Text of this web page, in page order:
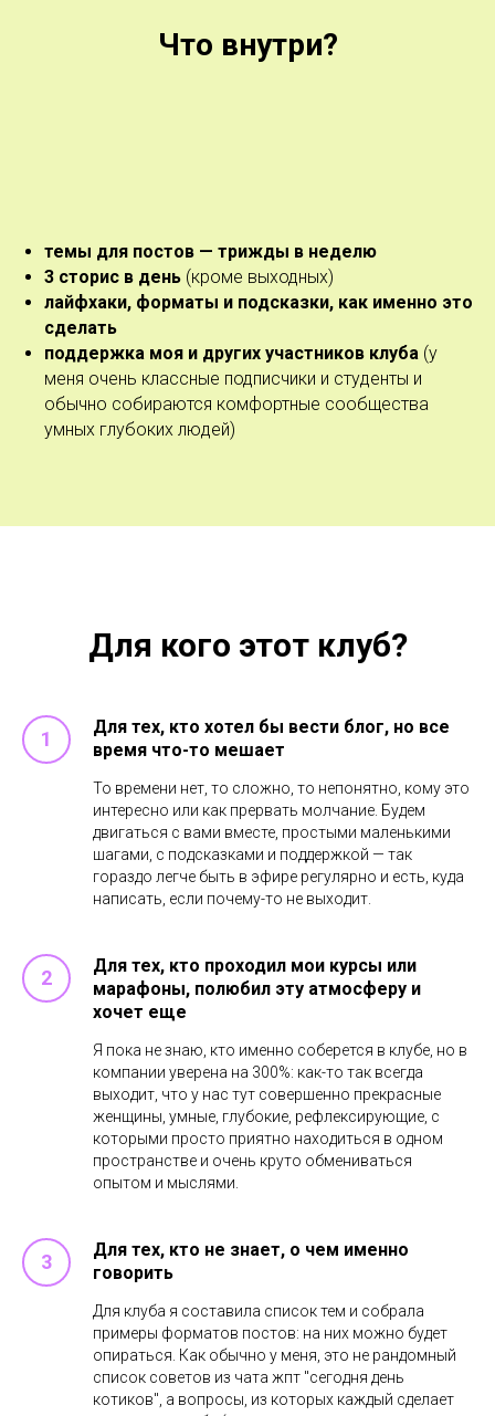
Что внутри?
темы для постов — трижды в неделю
3 сторис в день (кроме выходных)
лайфхаки, форматы и подсказки, как именно это
сделать
поддержка моя и других участников клуба (у
меня очень классные подписчики и студенты и
обычно собираются комфортные сообщества
умных глубоких людей)
Для кого этот клуб?
Для тех, кто хотел бы вести блог, но все
время что-то мешает
То времени нет, то сложно, то непонятно, кому это
интересно или как прервать молчание. Будем
двигаться с вами вместе, простыми маленькими
шагами, с подсказками и поддержкой — так
гораздо легче быть в эфире регулярно и есть, куда
написать, если почему-то не выходит.
Для тех, кто проходил мои курсы или
марафоны, полюбил эту атмосферу и
хочет еще
Я пока не знаю, кто именно соберется в клубе, но в
компании уверена на 300%: как-то так всегда
выходит, что у нас тут совершенно прекрасные
женщины, умные, глубокие, рефлексирующие, с
которыми просто приятно находиться в одном
пространстве и очень круто обмениваться
опытом и мыслями.
Для тех, кто не знает, о чем именно
говорить
Для клуба я составила список тем и собрала
примеры форматов постов: на них можно будет
опираться. Как обычно у меня, это не рандомный
список советов из чата жпт "сегодня день
котиков", а вопросы, из которых каждый сделает